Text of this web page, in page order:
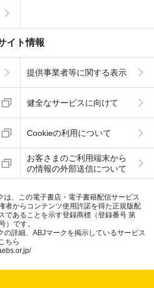
イト情報
提供事業者等に関する表示
健全なサービスに向けて
Cookieの利用について
お客さまのご利用端末から
の情報の外部送信について
は、この電子書店・電子書籍配信サービス
者からコンテンツ使用許諾を得た正規版配
であることを示す登録商標（登録番号 第
）です。
の詳細、ABJマークを掲示しているサービス
ちら